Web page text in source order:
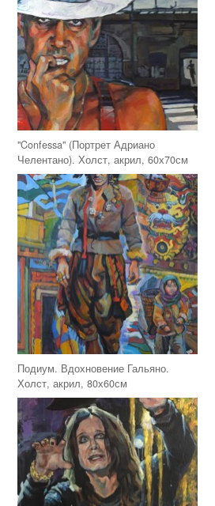
"Confessa" (Портрет Адриано
Челентано). Холст, акрил, 60х70см
Подиум. Вдохновение Гальяно.
Холст, акрил, 80х60см